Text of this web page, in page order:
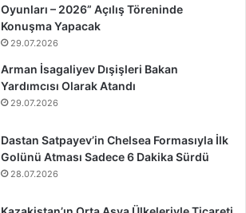
Oyunları – 2026” Açılış Töreninde
Konuşma Yapacak
29.07.2026
Arman İsagaliyev Dışişleri Bakan
Yardımcısı Olarak Atandı
29.07.2026
Dastan Satpayev’in Chelsea Formasıyla İlk
Golünü Atması Sadece 6 Dakika Sürdü
28.07.2026